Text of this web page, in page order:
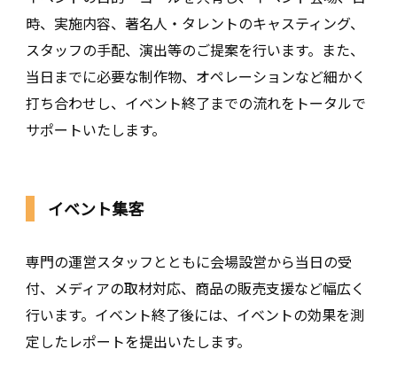
時、実施内容、著名人・タレントのキャスティング、
スタッフの手配、演出等のご提案を行います。また、
当日までに必要な制作物、オペレーションなど細かく
打ち合わせし、イベント終了までの流れをトータルで
サポートいたします。
イベント集客
専門の運営スタッフとともに会場設営から当日の受
付、メディアの取材対応、商品の販売支援など幅広く
行います。イベント終了後には、イベントの効果を測
定したレポートを提出いたします。